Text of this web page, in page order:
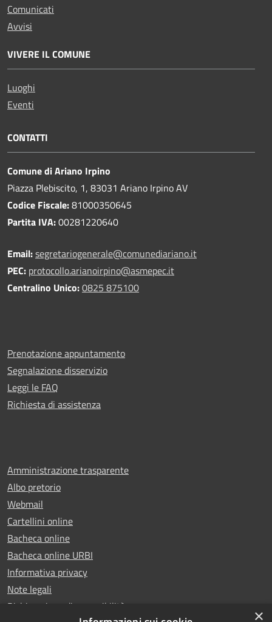
Comunicati
Avvisi
VIVERE IL COMUNE
Luoghi
Eventi
CONTATTI
Comune di Ariano Irpino
Piazza Plebiscito, 1, 83031 Ariano Irpino AV
Codice Fiscale:81000350645
Partita IVA:00281220640
Email:segretariogenerale@comunediariano.it
PEC: protocollo.arianoirpino@asmepec.it
Centralino Unico:0825 875100
Prenotazione appuntamento
Segnalazione disservizio
Leggi le FAQ
Richiesta di assistenza
Amministrazione trasparente
Albo pretorio
Webmail
Cartellini online
Bacheca online
Bacheca online URBI
Informativa privacy
Note legali
Dichiarazione di accessibilità
×